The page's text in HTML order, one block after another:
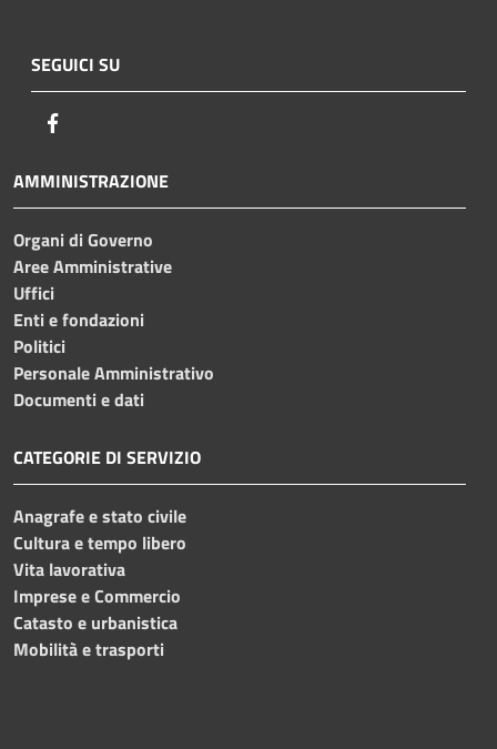
SEGUICI SU
AMMINISTRAZIONE
Organi di Governo
Aree Amministrative
Uffici
Enti e fondazioni
Politici
Personale Amministrativo
Documenti e dati
CATEGORIE DI SERVIZIO
Anagrafe e stato civile
Cultura e tempo libero
Vita lavorativa
Imprese e Commercio
Catasto e urbanistica
Mobilità e trasporti